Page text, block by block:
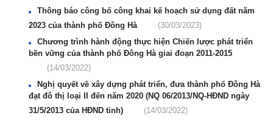
Thông báo công bố công khai kế hoạch sử dụng đất năm
2023 của thành phố Đông Hà
(30/03/2023)
Chương trình hành động thực hiện Chiến lược phát triển
bền vững của thành phố Đông Hà giai đoạn 2011-2015
(14/03/2022)
Nghị quyết về xây dựng phát triển, đưa thành phố Đông Hà
đạt đô thị loại II đến năm 2020 (NQ 06/2013/NQ-HĐND ngày
31/5/2013 của HĐND tỉnh)
(14/03/2022)